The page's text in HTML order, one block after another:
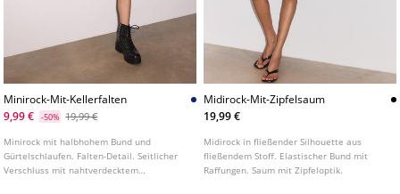
Minirock-Mit-Kellerfalten
9,99 €
-50% 19,99 €
Minirock mit halbhohem Bund und
Gürtelschlaufen. Falten-Detail. Seitlicher
Verschluss mit nahtverdecktem
Midirock-Mit-Zipfelsaum
19,99 €
Midirock in fließender Silhouette aus
fließendem Stoff. Elastischer Bund mit
Raffungen. Saum mit Zipfeloptik.